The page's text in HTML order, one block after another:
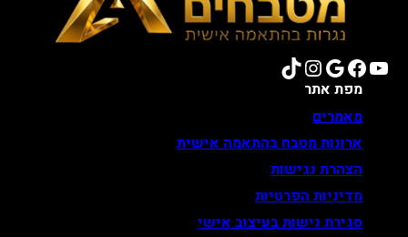
YouTube
Facebook
Google
Instagram
TikTok
מפת אתר
מאמרים
ארונות מטבח בהתאמה אישית
הצהרת נגישות
מדיניות הפרטיות
סגירת נישות בעיצוב אישי